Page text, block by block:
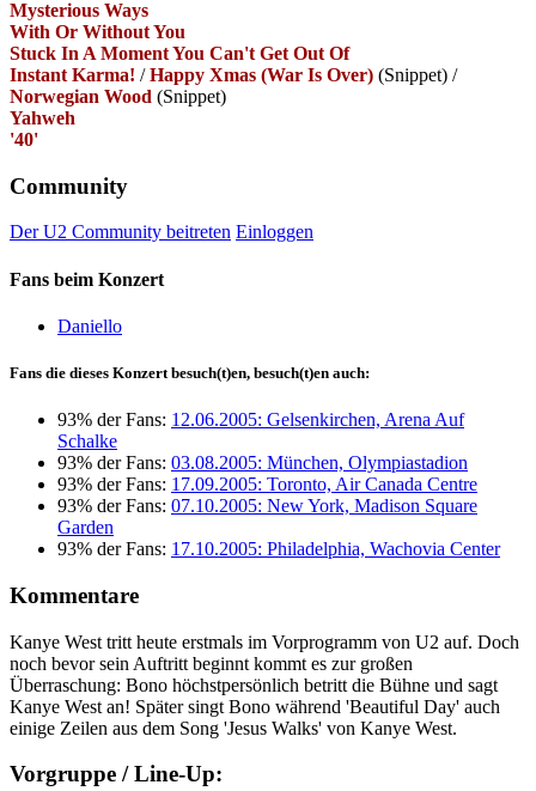
Mysterious Ways
With Or Without You
Stuck In A Moment You Can't Get Out Of
Instant Karma! /Happy Xmas (War Is Over) (Snippet) /
Norwegian Wood (Snippet)
Yahweh
'40'
Community
Der U2 Community beitreten Einloggen
Fans beim Konzert
Daniello
Fans die dieses Konzert besuch(t)en, besuch(t)en auch:
93% der Fans: 12.06.2005: Gelsenkirchen, Arena Auf
Schalke
93% der Fans: 03.08.2005: München, Olympiastadion
93% der Fans: 17.09.2005: Toronto, Air Canada Centre
93% der Fans: 07.10.2005: New York, Madison Square
Garden
93% der Fans: 17.10.2005: Philadelphia, Wachovia Center
Kommentare
Kanye West tritt heute erstmals im Vorprogramm von U2 auf. Doch
noch bevor sein Auftritt beginnt kommt es zur großen
Überraschung: Bono höchstpersönlich betritt die Bühne und sagt
Kanye West an! Später singt Bono während 'Beautiful Day' auch
einige Zeilen aus dem Song 'Jesus Walks' von Kanye West.
Vorgruppe / Line-Up: